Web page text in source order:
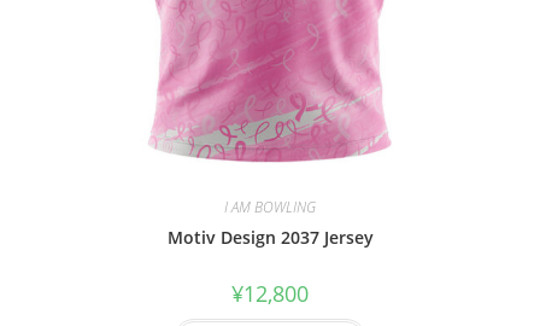
I AM BOWLING
Motiv Design 2037 Jersey
¥12,800